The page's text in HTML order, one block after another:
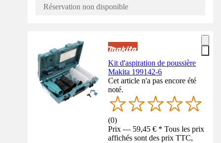
Réservation non disponible
Kit d'aspiration de poussière
Makita 199142-6
Cet article n'a pas encore été
noté.
(0)
Prix — 59,45 € * Tous les prix
affichés sont des prix TTC,